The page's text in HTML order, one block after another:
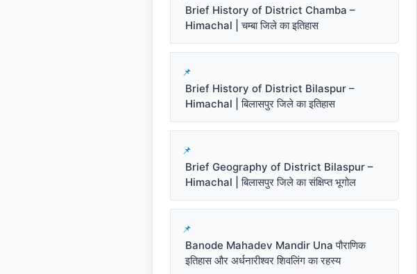
Brief History of District Chamba –
Himachal | चम्बा जिले का इतिहास
Brief History of District Bilaspur –
Himachal | बिलासपुर जिले का इतिहास
Brief Geography of District Bilaspur –
Himachal | बिलासपुर जिले का संक्षिप्त भूगोल
Banode Mahadev Mandir Una पौराणिक
इतिहास और अर्धनारीश्वर शिवलिंग का रहस्य